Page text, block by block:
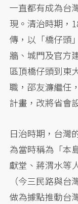
一直都有成為台
現。清治時期，
傳，以「橋仔頭
牆、城門及官方
區頂橋仔頭到東
職，邵友濂繼任
計畫，改將省會
日治時期，台灣
為當時稱為「本
獻堂、蔣渭水等
（今三民路與
做為據點推動台